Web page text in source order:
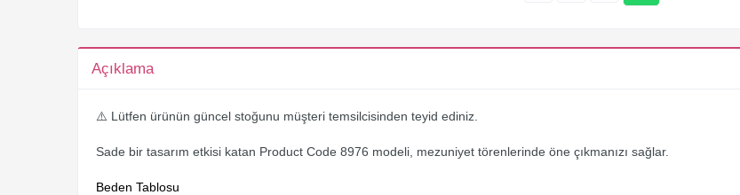
Açıklama
⚠️ Lütfen ürünün güncel stoğunu müşteri temsilcisinden teyid ediniz.
Sade bir tasarım etkisi katan Product Code 8976 modeli, mezuniyet törenlerinde öne çıkmanızı sağlar.
Beden Tablosu